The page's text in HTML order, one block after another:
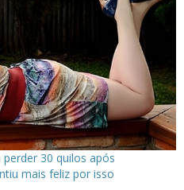
30 quilos após
mais feliz por isso